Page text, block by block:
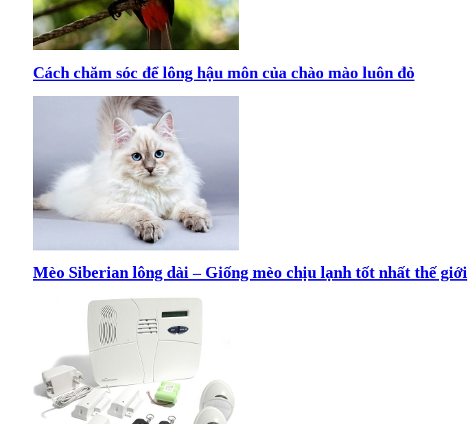
Cách chăm sóc để lông hậu môn của chào mào luôn đỏ
Mèo Siberian lông dài – Giống mèo chịu lạnh tốt nhất thế giới